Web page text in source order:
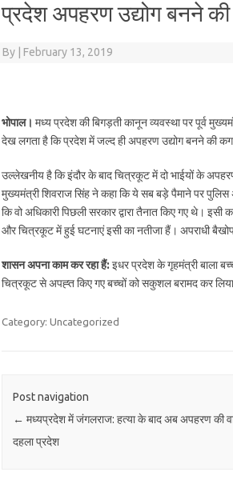
प्रदेश अपहरण उद्योग बनने
By February 13, 2019
भोपाल। मध्य प्रदेश की बिगड़ती कानून व्यवस्था पर पूर्व
देख लगता है कि प्रदेश में जल्द ही अपहरण उद्योग बनने की
उल्लेखनीय है कि इंदौर के बाद चित्रकूट में दो भाईयों के
मुख्यमंत्री शिवराज सिंह ने कहा कि ये सब बड़े पैमाने पर पुलिस
कि वो अधिकारी पिछली सरकार द्वारा तैनात किए गए थे।
और चित्रकूट में हुई घटनाएं इसी का नतीजा हैं। अपराधी
शासन अपना काम कर रहा हैं: इधर प्रदेश के गृहमंत्री बाला
चित्रकूट से अपह्त किए गए बच्चों को सकुशल बरामद कर
Category: Uncategorized
Post navigation
← मध्यप्रदेश में जंगलराज: हत्या के बाद अब अपहरण की
दहला प्रदेश